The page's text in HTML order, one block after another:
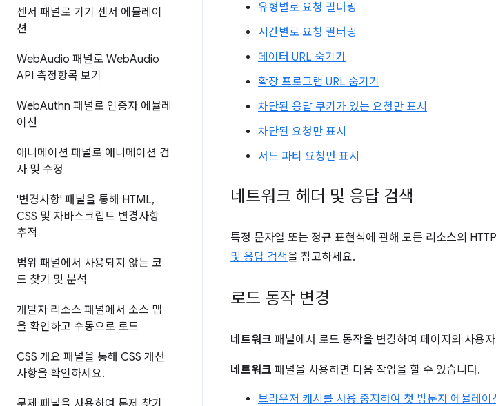
센서 패널로 기기 센서 에뮬레이
션
WebAudio 패널로 WebAudio
API 측정항목 보기
WebAuthn 패널로 인증자 에뮬레
이션
애니메이션 패널로 애니메이션 검
사 및 수정
'변경사항' 패널을 통해 HTML,
CSS 및 자바스크립트 변경사항
추적
범위 패널에서 사용되지 않는 코
드 찾기 및 분석
개발자 리소스 패널에서 소스 맵
을 확인하고 수동으로 로드
CSS 개요 패널을 통해 CSS 개선
사항을 확인하세요.
유형별로 요청 필터링
시간별로 요청 필터링
데이터 URL 숨기기
확장 프로그램 URL 숨기기
차단된 응답 쿠키가 있는 요청만 표시
차단된 요청만 표시
서드 파티 요청만 표시
네트워크 헤더 및 응답 검색
특정 문자열 또는 정규 표현식에 관해 모든 리소스의
및 응답 검색을 참고하세요.
로드 동작 변경
네트워크 패널에서 로드 동작을 변경하여 페이지의 사용
네트워크 패널을 사용하면 다음 작업을 할 수 있습니다.
브라우저 캐시를 사용 중지하여 첫 방문자 에뮬레이